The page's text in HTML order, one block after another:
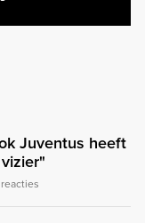
Juventus heeft